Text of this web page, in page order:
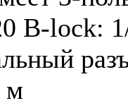
B-lock:
м